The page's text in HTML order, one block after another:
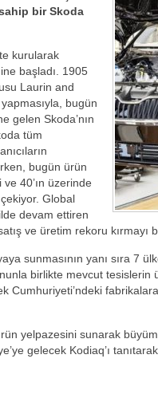
bir Skoda
kurularak
başladı. 1905
Laurin and
bugün
gelen Skoda’nın
tüm
bugün ürün
40’ın üzerinde
Global
devam ettiren
ve üretim rekoru kırmayı
sunmasının yanı sıra 7
birlikte mevcut tesislerin
Cumhuriyeti’ndeki
yelpazesini sunarak
gelecek Kodiaq’ı